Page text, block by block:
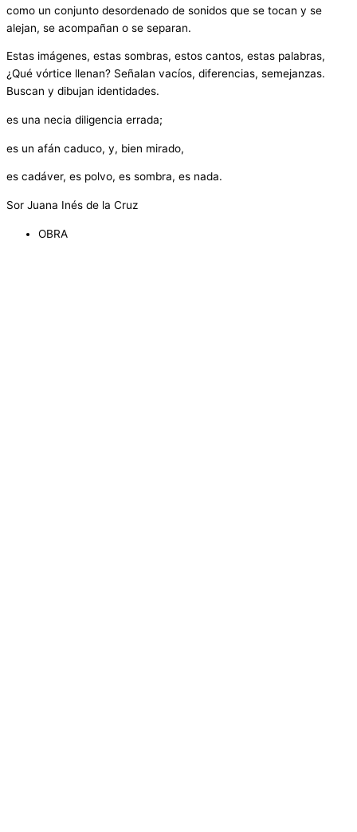
como un conjunto desordenado de sonidos que se tocan y se
alejan, se acompañan o se separan.
Estas imágenes, estas sombras, estos cantos, estas palabras,
¿Qué vórtice llenan? Señalan vacíos, diferencias, semejanzas.
Buscan y dibujan identidades.
es una necia diligencia errada;
es un afán caduco, y, bien mirado,
es cadáver, es polvo, es sombra, es nada.
Sor Juana Inés de la Cruz
OBRA